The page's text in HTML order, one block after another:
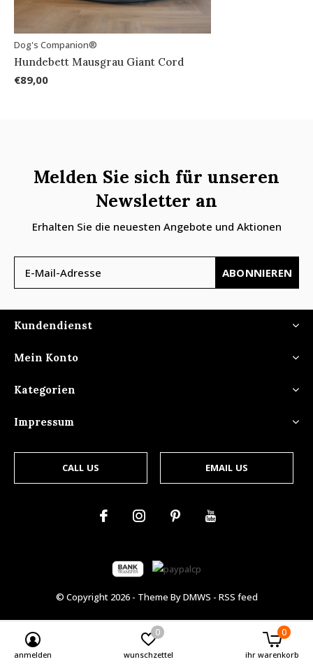
Dog's Companion®
Hundebett Mausgrau Giant Cord
€89,00
Melden Sie sich für unseren
Newsletter an
Erhalten Sie die neuesten Angebote und Aktionen
ABONNIEREN
Kundendienst
Mein Konto
Kategorien
Impressum
CALL US EMAIL US
© Copyright 2026- Theme ByDMWS - RSS feed
anmelden wunschzettel
0
ihr warenkorb
0